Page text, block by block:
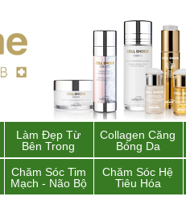
Làm Đẹp Từ
Bên Trong
Collagen Căng
Bóng Da
Chăm Sóc Tim
Mạch - Não Bộ
Chăm Sóc Hệ
Tiêu Hóa